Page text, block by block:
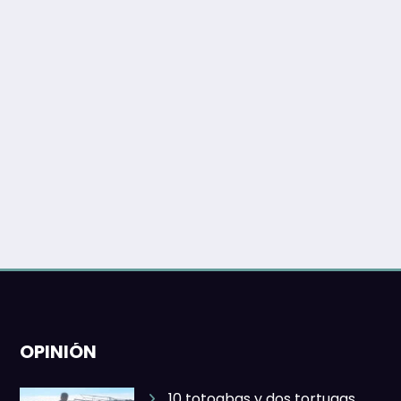
OPINIÓN